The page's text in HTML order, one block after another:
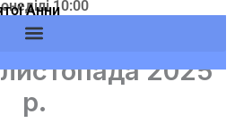
Анни10:00
м.Вишневе,
Європейська, 53
2025
р.